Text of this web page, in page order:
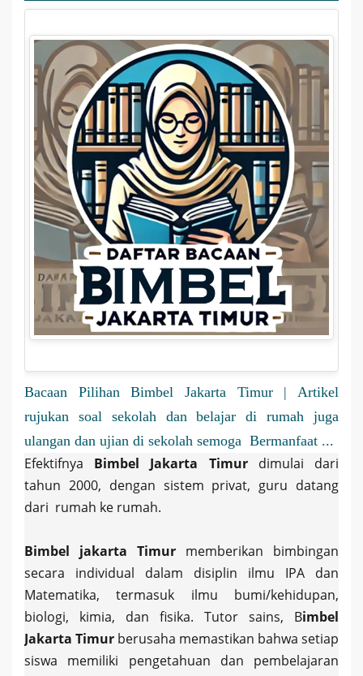
Bacaan Pilihan Bimbel Jakarta Timur | Artikel
rujukan soal sekolah dan belajar di rumah juga
ulangan dan ujian di sekolah semoga Bermanfaat ...
Efektifnya Bimbel Jakarta Timurdimulai dari
tahun 2000, dengan sistem privat, guru datang
dari rumah ke rumah.
Bimbel jakarta Timur memberikan bimbingan
secara individual dalam disiplin ilmu IPA dan
Matematika, termasuk ilmu bumi/kehidupan,
biologi, kimia, dan fisika. Tutor sains, Bimbel
Jakarta Timur berusaha memastikan bahwa setiap
siswa memiliki pengetahuan dan pembelajaran